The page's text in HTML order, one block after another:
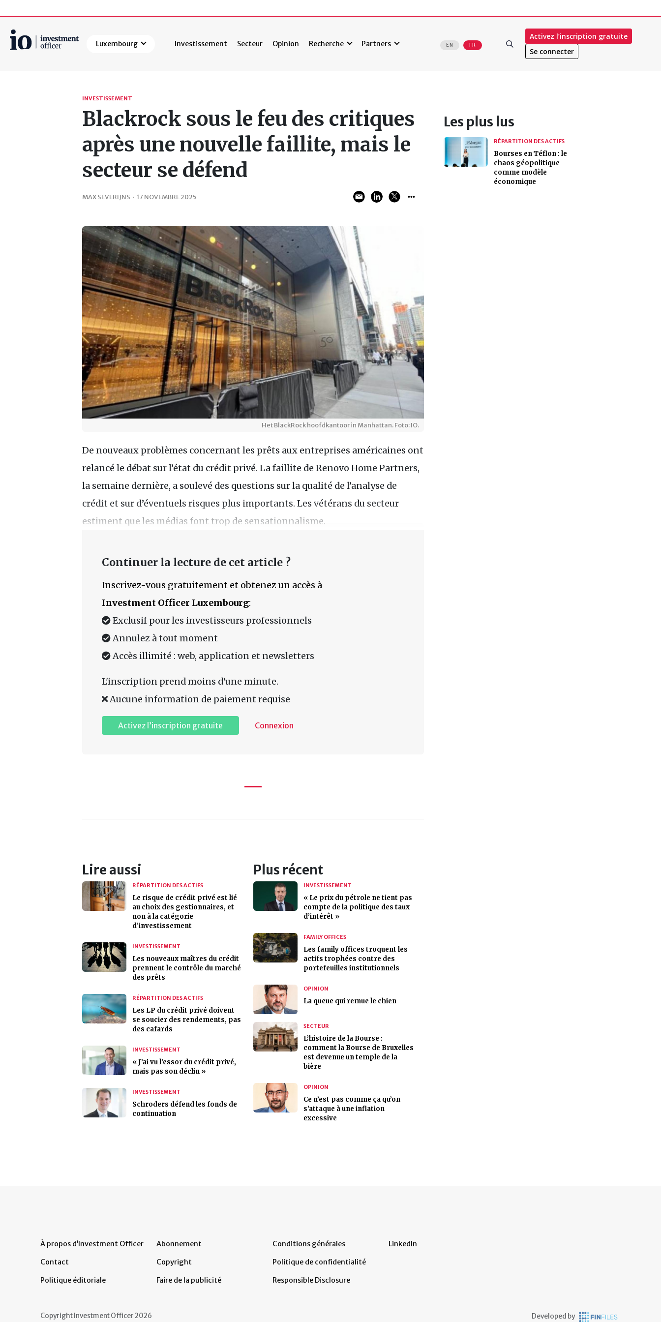
Luxembourg Investissement Secteur Opinion Recherche Partners EN FR
Activez l’inscription gratuite
Se connecter
INVESTISSEMENT
Blackrock sous le feu des critiques
après une nouvelle faillite, mais le
secteur se défend
MAX SEVERIJNS · 17 NOVEMBRE 2025
Het BlackRock hoofdkantoor in Manhattan. Foto: IO.
De nouveaux problèmes concernant les prêts aux entreprises américaines ont
relancé le débat sur l’état du crédit privé. La faillite de Renovo Home Partners,
la semaine dernière, a soulevé des questions sur la qualité de l’analyse de
crédit et sur d’éventuels risques plus importants. Les vétérans du secteur
estiment que les médias font trop de sensationnalisme.
Continuer la lecture de cet article ?
Inscrivez-vous gratuitement et obtenez un accès à
Investment Officer Luxembourg:
Exclusif pour les investisseurs professionnels
Annulez à tout moment
Accès illimité : web, application et newsletters
L'inscription prend moins d'une minute.
Aucune information de paiement requise
Activez l’inscription gratuite Connexion
Lire aussi
RÉPARTITION DES ACTIFS
Le risque de crédit privé est lié
au choix des gestionnaires, et
non à la catégorie
d’investissement
INVESTISSEMENT
Les nouveaux maîtres du crédit
prennent le contrôle du marché
des prêts
RÉPARTITION DES ACTIFS
Les LP du crédit privé doivent
se soucier des rendements, pas
des cafards
INVESTISSEMENT
« J’ai vu l’essor du crédit privé,
mais pas son déclin »
INVESTISSEMENT
Schroders défend les fonds de
continuation
Plus récent
INVESTISSEMENT
« Le prix du pétrole ne tient pas
compte de la politique des taux
d’intérêt »
FAMILY OFFICES
Les family offices troquent les
actifs trophées contre des
portefeuilles institutionnels
OPINION
La queue qui remue le chien
SECTEUR
L’histoire de la Bourse :
comment la Bourse de Bruxelles
est devenue un temple de la
bière
OPINION
Ce n’est pas comme ça qu’on
s’attaque à une inflation
excessive
Les plus lus
RÉPARTITION DES ACTIFS
Bourses en Téflon : le
chaos géopolitique
comme modèle
économique
À propos d’Investment Officer
Contact
Politique éditoriale
Abonnement
Copyright
Faire de la publicité
Conditions générales
Politique de confidentialité
Responsible Disclosure
LinkedIn
Copyright Investment Officer 2026 Developed by